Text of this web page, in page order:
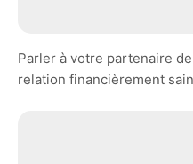
Parler à votre partenaire
relation financièrement